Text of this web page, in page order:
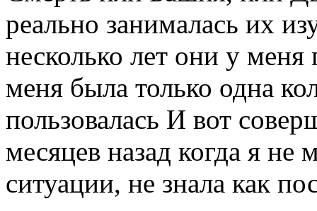
реально занималась их
несколько лет они у
меня была только одна
пользовалась И вот
месяцев назад когда я не
ситуации, не знала как